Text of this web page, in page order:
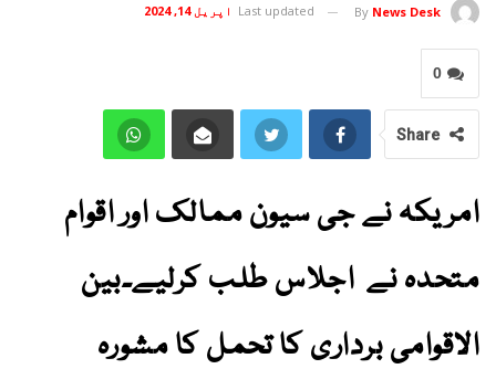
By News Desk
Last updated اپریل 14, 2024
0
Share
امریکہ نے جی سیون ممالک اور اقوام
متحدہ نے اجلاس طلب کرلیے۔بین
الاقوامی برداری کا تحمل کا مشورہ